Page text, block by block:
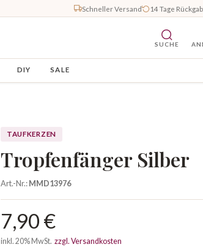
Schneller Versand 14 Tage
SUCHE
DIY SALE
TAUFKERZEN
Tropfenfänger Silber
Art.-Nr.:MMD13976
7,90 €
inkl. 20% MwSt. zzgl. Versandkosten